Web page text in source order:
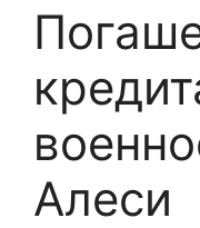
Алеси